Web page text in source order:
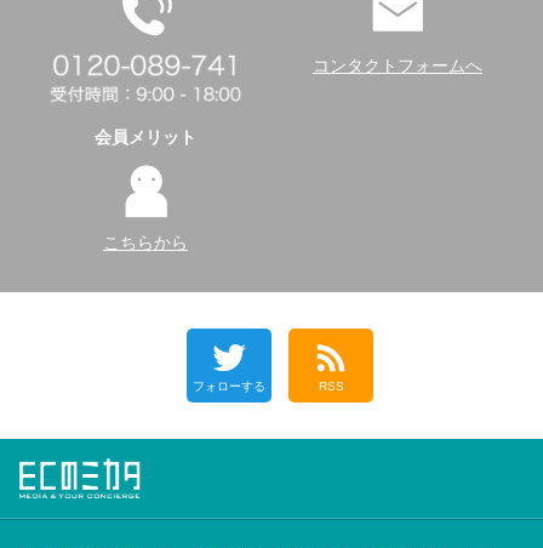
コンタクトフォームへ
会員メリット
こちらから
フォローする RSS